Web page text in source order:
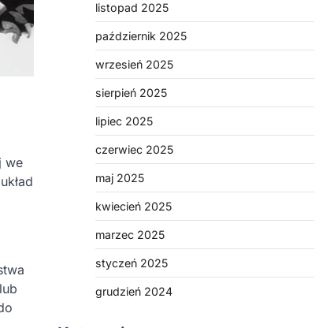
we
listopad 2025
październik 2025
wrzesień 2025
sierpień 2025
lipiec 2025
czerwiec 2025
maj 2025
kwiecień 2025
marzec 2025
styczeń 2025
grudzień 2024